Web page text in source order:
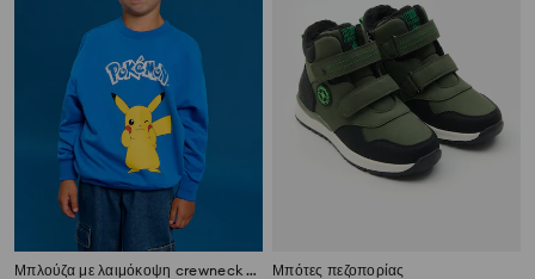
Μπλούζα με λαιμόκοψη crewneck Pokemon Μπότες πεζοπορίας